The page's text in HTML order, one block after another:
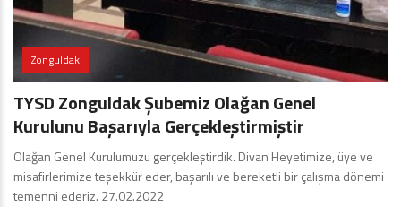
Zonguldak
TYSD Zonguldak Şubemiz Olağan Genel
Kurulunu Başarıyla Gerçekleştirmiştir
Olağan Genel Kurulumuzu gerçekleştirdik. Divan Heyetimize, üye ve
misafirlerimize teşekkür eder, başarılı ve bereketli bir çalışma dönemi
temenni ederiz. 27.02.2022